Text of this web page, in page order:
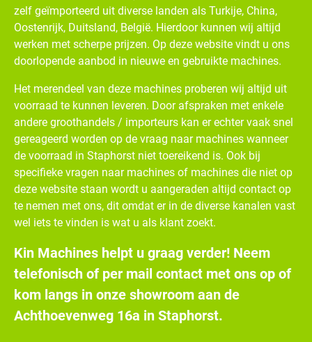
zelf geïmporteerd uit diverse landen als Turkije, China,
Oostenrijk, Duitsland, België. Hierdoor kunnen wij altijd
werken met scherpe prijzen. Op deze website vindt u ons
doorlopende aanbod in nieuwe en gebruikte machines.
Het merendeel van deze machines proberen wij altijd uit
voorraad te kunnen leveren. Door afspraken met enkele
andere groothandels / importeurs kan er echter vaak snel
gereageerd worden op de vraag naar machines wanneer
de voorraad in Staphorst niet toereikend is. Ook bij
specifieke vragen naar machines of machines die niet op
deze website staan wordt u aangeraden altijd contact op
te nemen met ons, dit omdat er in de diverse kanalen vast
wel iets te vinden is wat u als klant zoekt.
Kin Machines helpt u graag verder! Neem
telefonisch of per mail contact met ons op of
kom langs in onze showroom aan de
Achthoevenweg 16a in Staphorst.